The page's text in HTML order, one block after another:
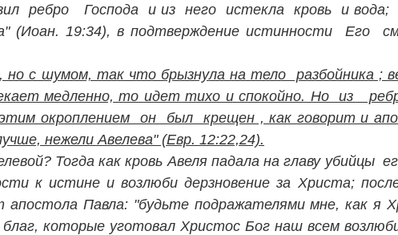
ребро Господа и из него истекла кровь и
(Иоан. 19:34), в подтверждение истинности Его
с шумом, так что брызнула на тело разбойника ;
медленно, то идет тихо и спокойно. Но из
окроплением он был крещен , как говорит и
нежели Авелева" (Евр. 12:22,24).
Тогда как кровь Авеля падала на главу убийцы
к истине и возлюби дерзновение за Христа;
Павла: "будьте подражателями мне, как я
которые уготовал Христос Бог наш всем